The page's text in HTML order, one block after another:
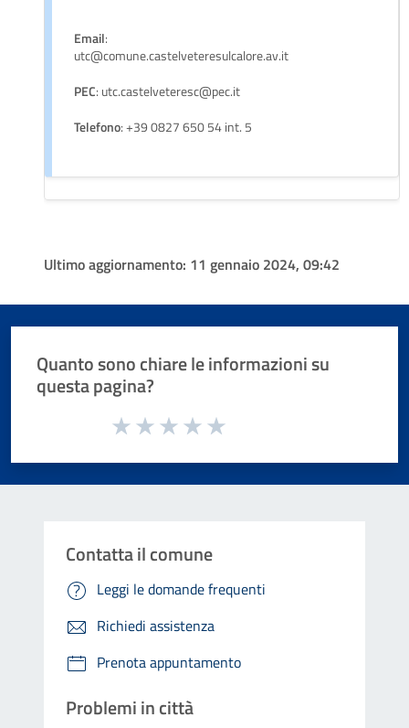
Email:
utc@comune.castelveteresulcalore.av.it
PEC: utc.castelveteresc@pec.it
Telefono: +39 0827 650 54 int. 5
Ultimo aggiornamento: 11 gennaio 2024, 09:42
Quanto sono chiare le informazioni su
questa pagina?
Valuta da 1 a 5 stelle la pagina
Contatta il comune
Leggi le domande frequenti
Richiedi assistenza
Prenota appuntamento
Problemi in città